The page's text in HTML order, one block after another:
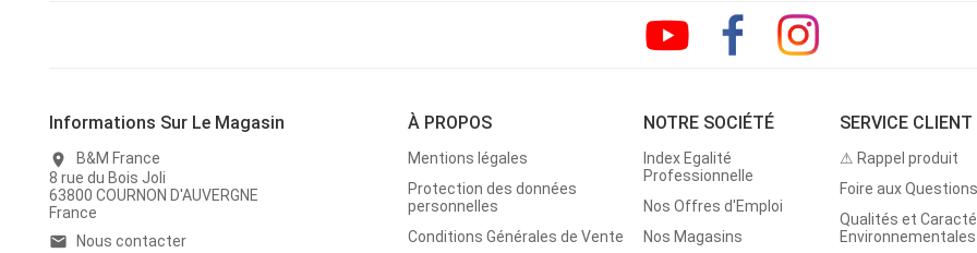
Informations Sur Le Magasin
location_on
B&M France
8 rue du Bois Joli
63800 COURNON D'AUVERGNE
France
email Nous contacter
À PROPOS
Mentions légales
Protection des données
personnelles
Conditions Générales de Vente
NOTRE SOCIÉTÉ
Index Egalité
Professionnelle
Nos Offres d'Emploi
Nos Magasins
SERVICE CLIENT
⚠ Rappel produit
Foire aux
Qualités et
Environnementales